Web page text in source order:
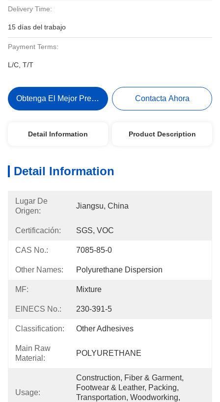
Delivery Time:
15 días del trabajo
Payment Terms:
L/C, T/T
Obtenga El Mejor Precio Contacta Ahora
Detail Information Product Description
Detail Information
Lugar De
Origen:
Jiangsu, China
Certificación: SGS, VOC
CAS No.: 7085-85-0
Other Names: Polyurethane Dispersion
MF: Mixture
EINECS No.: 230-391-5
Classification: Other Adhesives
Main Raw
Material:
POLYURETHANE
Usage:
Construction, Fiber & Garment,
Footwear & Leather, Packing,
Transportation, Woodworking,